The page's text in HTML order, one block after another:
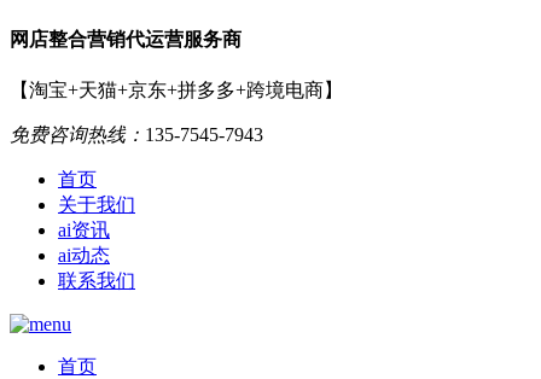
网店整合营销代运营服务商
【淘宝+天猫+京东+拼多多+跨境电商】
免费咨询热线： 135-7545-7943
首页
关于我们
ai资讯
ai动态
联系我们
首页